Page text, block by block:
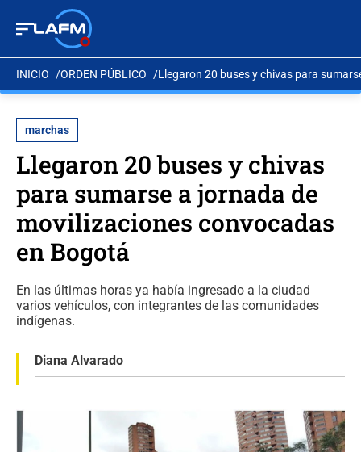
INICIO ORDEN PÚBLICO Llegaron 20 buses y chivas para
marchas
Llegaron 20 buses y chivas
para sumarse a jornada de
movilizaciones convocadas
en Bogotá
En las últimas horas ya había ingresado a la ciudad
varios vehículos, con integrantes de las comunidades
indígenas.
Diana Alvarado